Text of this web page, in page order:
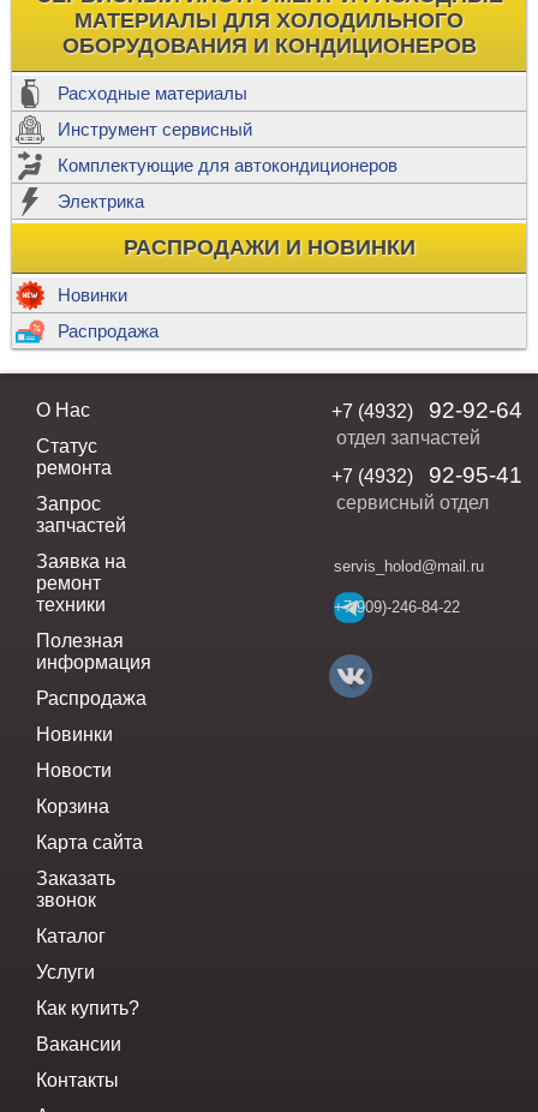
МАТЕРИАЛЫ ДЛЯ ХОЛОДИЛЬНОГО
ОБОРУДОВАНИЯ И КОНДИЦИОНЕРОВ
Расходные материалы
Инструмент сервисный
Комплектующие для автокондиционеров
Электрика
РАСПРОДАЖИ И НОВИНКИ
Новинки
Распродажа
О Нас
Статус
ремонта
Запрос
запчастей
Заявка на
ремонт
техники
Полезная
информация
Распродажа
Новинки
Новости
Корзина
Карта сайта
Заказать
звонок
Каталог
Услуги
Как купить?
Вакансии
Контакты
+7 (4932) 92-92-64
отдел запчастей
+7 (4932)
92-95-41
сервисный отдел
servis_holod@mail.ru
+7(909)-246-84-22